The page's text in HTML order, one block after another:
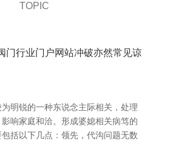
TOPIC
门行业门户网站冲破亦然常见谅
明锐的一种东说念主际相关，处理
响家庭和洽。形成婆媳相关病笃的
括以下几点：领先，代沟问题无数